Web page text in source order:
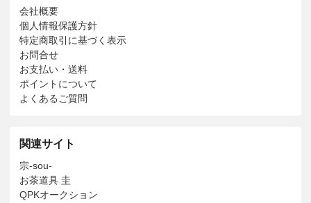
会社概要
個人情報保護方針
特定商取引に基づく表示
お問合せ
お支払い・送料
ポイントについて
よくあるご質問
関連サイト
宗-sou-
お茶道具 圭
QPKオークション